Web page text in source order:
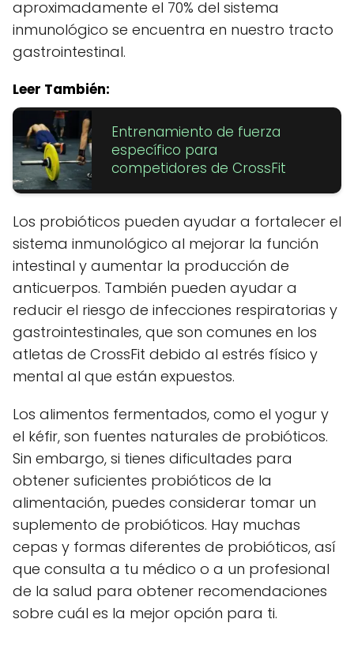
aproximadamente el 70% del sistema
inmunológico se encuentra en nuestro tracto
gastrointestinal.
Leer También:
Entrenamiento de fuerza
específico para
competidores de CrossFit
Los probióticos pueden ayudar a fortalecer el
sistema inmunológico al mejorar la función
intestinal y aumentar la producción de
anticuerpos. También pueden ayudar a
reducir el riesgo de infecciones respiratorias y
gastrointestinales, que son comunes en los
atletas de CrossFit debido al estrés físico y
mental al que están expuestos.
Los alimentos fermentados, como el yogur y
el kéfir, son fuentes naturales de probióticos.
Sin embargo, si tienes dificultades para
obtener suficientes probióticos de la
alimentación, puedes considerar tomar un
suplemento de probióticos. Hay muchas
cepas y formas diferentes de probióticos, así
que consulta a tu médico o a un profesional
de la salud para obtener recomendaciones
sobre cuál es la mejor opción para ti.